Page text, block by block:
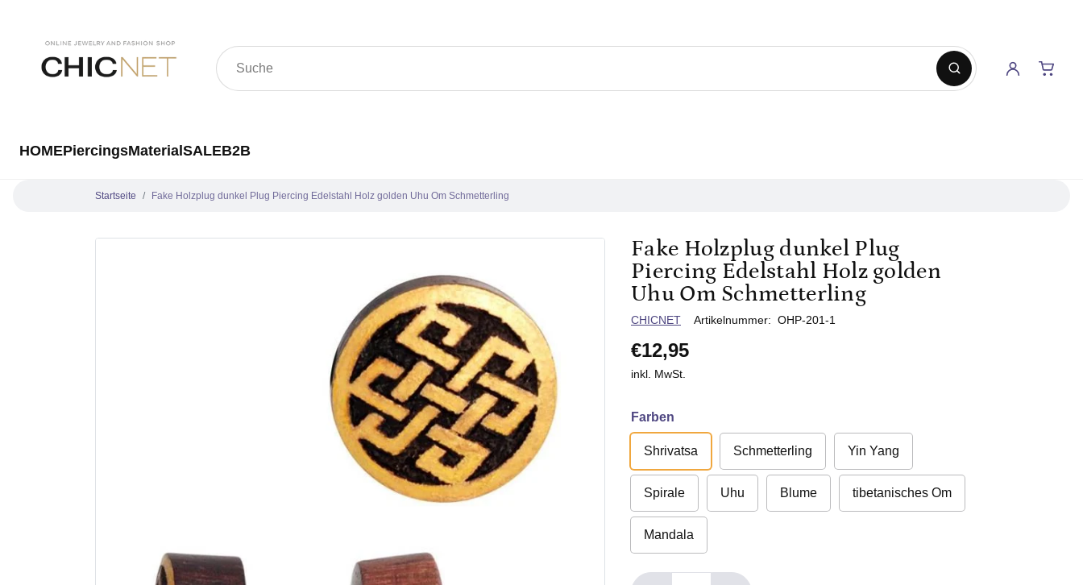
HOMEPiercingsMaterial SALEB2B
Startseite Fake Holzplug dunkel Plug Piercing Edelstahl Holz golden Uhu Om Schmetterling
Fake Holzplug dunkel Plug
Piercing Edelstahl Holz golden
Uhu Om Schmetterling
Verkäuferin
CHICNET Artikelnummer: OHP-201-1
€12,95
inkl. MwSt.
Farben
Shrivatsa Schmetterling Yin Yang
Spirale Uhu Blume tibetanisches Om
Mandala